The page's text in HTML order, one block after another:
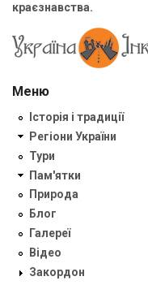
краєзнавства.
Меню
Історія і традиції
Регіони України
Тури
Пам'ятки
Природа
Блог
Галереї
Відео
Закордон